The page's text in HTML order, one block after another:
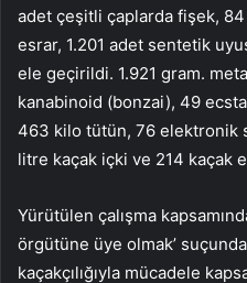
adet çeşitli çaplarda fişek,
esrar, 1.201 adet sentetik
ele geçirildi. 1.921 gram.
kanabinoid (bonzai), 49
463 kilo tütün, 76 elektronik
litre kaçak içki ve 214 kaçak
Yürütülen çalışma
örgütüne üye olmak’
kaçakçılığıyla mücadele